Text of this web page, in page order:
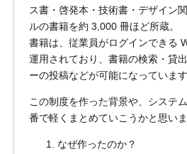
ス書・啓発本・技術書・デザイン
ルの書籍を約 3,000 冊ほど所蔵。
書籍は、従業員がログインできる
運用されており、書籍の検索・貸
ーの投稿などが可能になっています
この制度を作った背景や、システ
番で軽くまとめていこうかと思いま
なぜ作ったのか？